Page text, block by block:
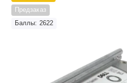
Предзаказ
Баллы: 2622